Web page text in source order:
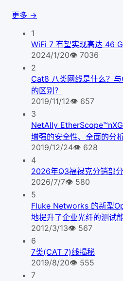
更多 →
1
WiFi 7 有望实现高达 46
2024/1/20👁 7036
2
Cat8 八类网线是什么？
的区别？
2019/11/12👁 657
3
NetAlly
增强的安全性、全面的分
2019/12/24👁 628
4
2026年Q3福禄克分销部
2026/7/7👁 580
5
Fluke Networks 的新型
地提升了企业光纤的测试
2012/3/13👁 567
6
7类(CAT 7)线揭秘
2019/8/20👁 555
7